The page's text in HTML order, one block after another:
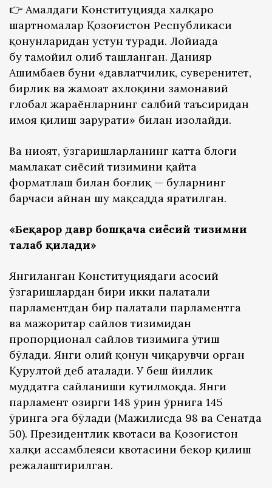
👉️ Амалдаги Конституцияда халқаро
шартномалар Қозоғистон Республикаси
қонунларидан устун туради. Лойиҳада
бу тамойил олиб ташланган. Данияр
Ашимбаев буни «давлатчилик, суверенитет,
бирлик ва жамоат ахлоқини замонавий
глобал жараёнларнинг салбий таъсиридан
ҳимоя қилиш зарурати» билан изоҳлайди.
Ва ниҳоят, ўзгаришларланинг катта блоги
мамлакат сиёсий тизимини қайта
форматлаш билан боғлиқ — буларнинг
барчаси айнан шу мақсадда яратилган.
«Беқарор давр бошқача сиёсий тизимни
талаб қилади»
Янгиланган Конституциядаги асосий
ўзгаришлардан бири икки палатали
парламентдан бир палатали парламентга
ва мажоритар сайлов тизимидан
пропорционал сайлов тизимига ўтиш
бўлади. Янги олий қонун чиқарувчи орган
Қурултой деб аталади. У беш йиллик
муддатга сайланиши кутилмоқда. Янги
парламент ҳозирги 148 ўрин ўрнига 145
ўринга эга бўлади (Мажилисда 98 ва Сенатда
50). Президентлик квотаси ва Қозоғистон
халқи ассамблеяси квотасини бекор қилиш
режалаштирилган.